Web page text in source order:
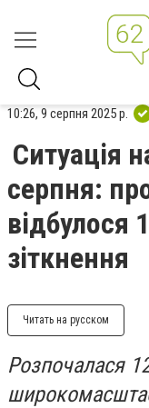
10:26, 9 серпня 2025 р.
Ситуація
серпня:
відбулося
зіткнення
Читать на русском
Розпочалася